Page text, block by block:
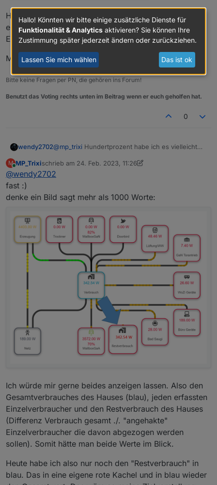
Hier aktuell Verbrauch vom Rest des Hauses ohne die
einzelnen Verbraucher 966Watt und 519Watt
Einspeisung.
Meinst du das?
Bitte keine Fragen per PN, die gehören ins Forum!
Benutzt das Voting rechts unten im Beitrag wenn er euch geholfen hat.
0
wendy2702@mp_trixi Hundertprozent habe ich es vielleicht
vom Hausverbrauch abziehst bleibt beim
Verbrauch der "Rest", die Verbraucher zeigen
was entweder noch verbraucht oder eingespeisst
wird.
Hier aktuell Verbrauch vom Rest des Hauses ohne
die einzelnen Verbraucher 966Watt und 519Watt
Einspeisung.
Meinst du das?
M
Online
MP_Trixischrieb am 24. Feb. 2023, 11:26
zuletzt editiert von MP_Trixi
@wendy2702
fast :)
denke ein Bild sagt mehr als 1000 Worte:
Ich würde mir gerne beides anzeigen lassen. Also den
Gesamtverbrauches des Hauses (blau), jeden erfassten
Einzelverbraucher und den Restverbrauch des Hauses
(Differenz Verbrauch gesamt ./. "angehakte"
Einzelverbraucher die davon abgezogen werden
sollen). Somit hätte man beide Werte im Blick.
Heute habe ich also nur noch den "Restverbrauch" in
blau. Das in eine eigene rote Kachel und in blau wieder
Hallo! Könnten wir bitte einige zusätzliche Dienste für
Funktionalität & Analytics aktivieren? Sie können Ihre
Zustimmung später jederzeit ändern oder zurückziehen.
Lassen Sie mich wählen Das ist ok